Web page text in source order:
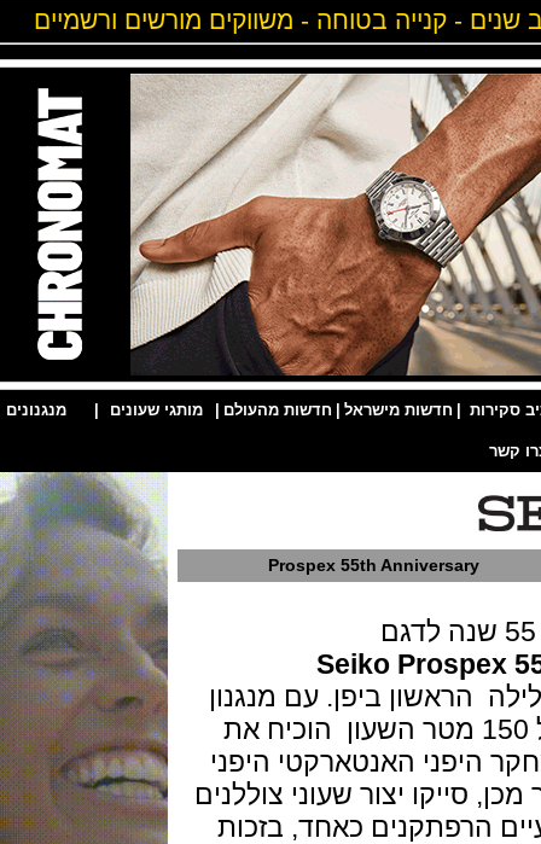
- קנייה בטוחה - משווקים מורשים ורשמיים
| חדשות מישראל | חדשות מהעולם | מותגי שעונים | מנגנונים |
Prospex 55th Anniversary
Seiko
הראשון ביפן. עם מנגנון
תנועה אוטומטית ועמידות בפני מים ל 150 מטר השעון הוכיח את
האנטארקטי היפני
מכן, סייקו יצור שעוני צוללנים
הרפתקנים כאחד, בזכות